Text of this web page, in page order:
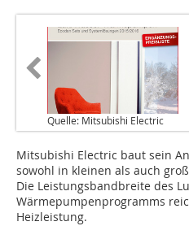
Quelle: Mitsubishi Electric
Mitsubishi Electric baut sein
sowohl in kleinen als auch
Die Leistungsbandbreite des
Wärmepumpenprogramms
Heizleistung.